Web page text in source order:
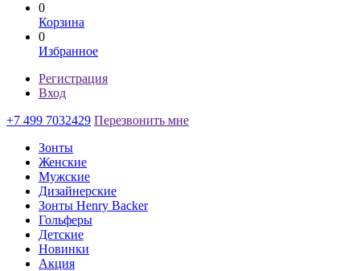
0
Корзина
0
Избранное
Регистрация
Вход
+7 499 7032429 Перезвонить мне
Зонты
Женские
Мужские
Дизайнерские
Зонты Henry Backer
Гольферы
Детские
Новинки
Акция